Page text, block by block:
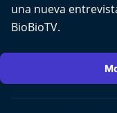
Impacto Tecnológico
Sesiones
Expreso PM
una nueva
BioBioTV.